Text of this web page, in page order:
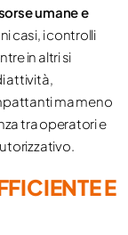
umane e
casi, i controlli
in altri si
attività,
ma meno
tra operatori e
E